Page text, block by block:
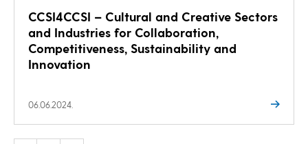
CCSI4CCSI – Cultural and Creative Sectors
and Industries for Collaboration,
Competitiveness, Sustainability and
Innovation
06.06.2024.